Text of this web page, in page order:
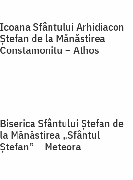
Icoana Sfântului Arhidiacon
Ștefan de la Mănăstirea
Constamonitu – Athos
Biserica Sfântului Ștefan de
la Mănăstirea „Sfântul
Ștefan” – Meteora